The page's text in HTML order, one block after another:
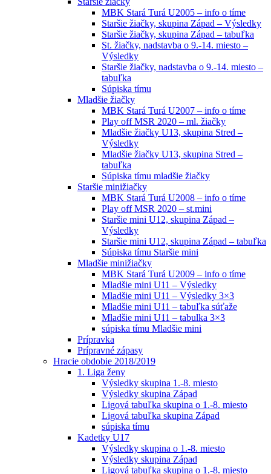
MBK Stará Turá U2005 – info o tíme
Staršie žiačky, skupina Západ – Výsledky
Staršie žiačky, skupina Západ – tabuľka
St. žiačky, nadstavba o 9.-14. miesto –
Výsledky
Staršie žiačky, nadstavba o 9.-14. miesto –
tabuľka
Súpiska tímu
Mladšie žiačky
MBK Stará Turá U2007 – info o tíme
Play off MSR 2020 – ml. žiačky
Mladšie žiačky U13, skupina Stred –
Výsledky
Mladšie žiačky U13, skupina Stred –
tabuľka
Súpiska tímu mladšie žiačky
Staršie minižiačky
MBK Stará Turá U2008 – info o tíme
Play off MSR 2020 – st.mini
Staršie mini U12, skupina Západ –
Výsledky
Staršie mini U12, skupina Západ – tabuľka
Súpiska tímu Staršie mini
Mladšie minižiačky
MBK Stará Turá U2009 – info o tíme
Mladšie mini U11 – Výsledky
Mladšie mini U11 – Výsledky 3×3
Mladšie mini U11 – tabuľka súťaže
Mladšie mini U11 – tabulka 3×3
súpiska tímu Mladšie mini
Prípravka
Prípravné zápasy
Hracie obdobie 2018/2019
1. Liga ženy
Výsledky skupina 1.-8. miesto
Výsledky skupina Západ
Ligová tabuľka skupina o 1.-8. miesto
Ligová tabuľka skupina Západ
súpiska tímu
Kadetky U17
Výsledky skupina o 1.-8. miesto
Výsledky skupina Západ
Ligová tabuľka skupina o 1.-8. miesto